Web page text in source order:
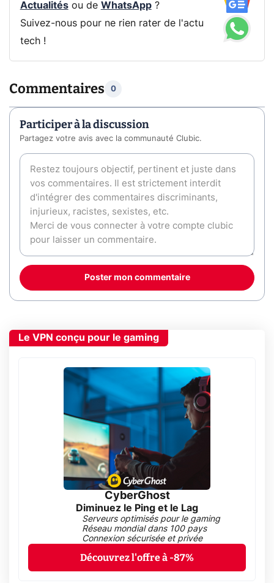
Actualitésou de WhatsApp?
Suivez-nous pour ne rien rater de l'actu
tech !
Commentaires 0
Participer à la discussion
Partagez votre avis avec la communauté Clubic.
Poster mon commentaire
Le VPN conçu pour le gaming
CyberGhost
Diminuez le Ping et le Lag
Serveurs optimisés pour le gaming
Réseau mondial dans 100 pays
Connexion sécurisée et privée
Découvrez l'offre à -87%